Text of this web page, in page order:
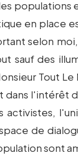
en place
selon
sauf des
Tout
dans l'intérêt
activistes,
de
sont